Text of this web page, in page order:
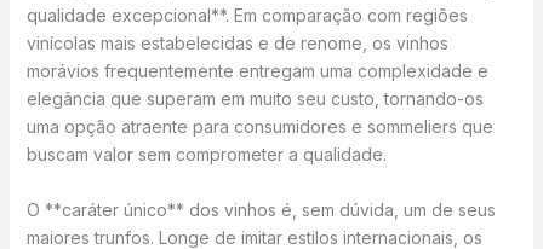
qualidade excepcional**. Em comparação com regiões
vinícolas mais estabelecidas e de renome, os vinhos
morávios frequentemente entregam uma complexidade e
elegância que superam em muito seu custo, tornando-os
uma opção atraente para consumidores e sommeliers que
buscam valor sem comprometer a qualidade.
O **caráter único** dos vinhos é, sem dúvida, um de seus
maiores trunfos. Longe de imitar estilos internacionais, os